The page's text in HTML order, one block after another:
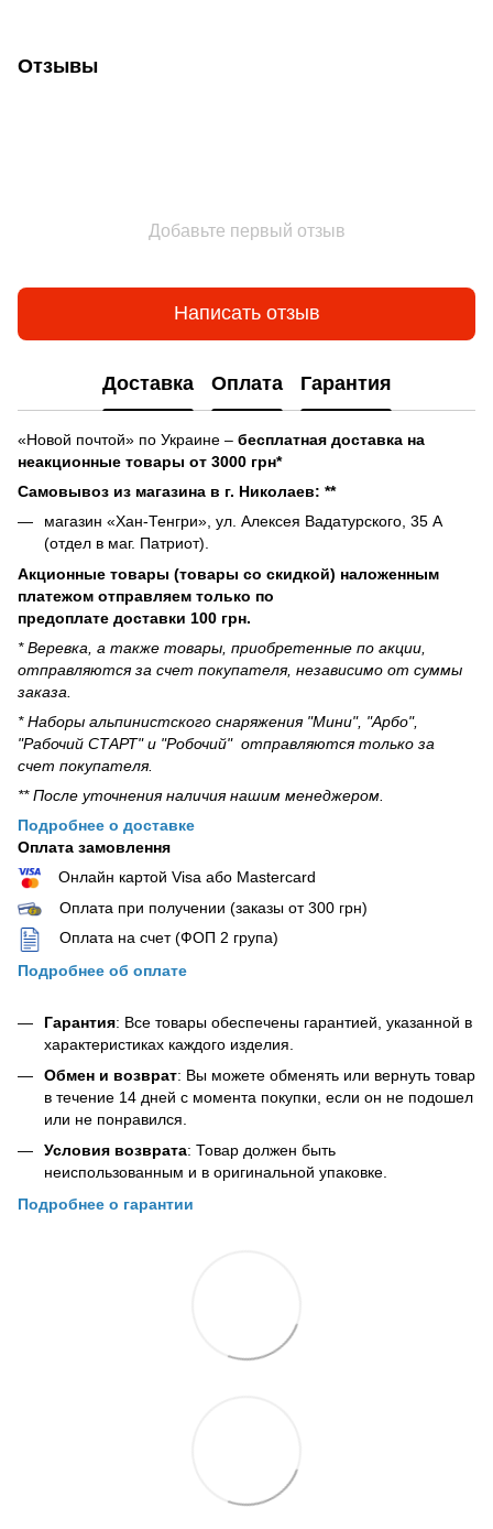
Отзывы
Добавьте первый отзыв
Написать отзыв
Доставка Оплата Гарантия
«Новой почтой» по Украине – бесплатная доставка на
неакционные товары от 3000 грн*
Самовывоз из магазина в г. Николаев: **
магазин «Хан-Тенгри», ул. Алексея Вадатурского, 35 А
(отдел в маг. Патриот).
Акционные товары (товары со скидкой) наложенным
платежом отправляем только по
предоплате доставки 100 грн.
* Веревка, а также товары, приобретенные по акции,
отправляются за счет покупателя, независимо от суммы
заказа.
* Наборы альпинистского снаряжения "Мини", "Арбо",
"Рабочий СТАРТ" и "Робочий" отправляются только за
счет покупателя.
** После уточнения наличия нашим менеджером.
Подробнее о доставке
Оплата замовлення
Онлайн картой Visa або Mastercard
Оплата при получении (заказы от 300 грн)
Оплата на счет (ФОП 2 група)
Подробнее об оплате
Гарантия: Все товары обеспечены гарантией, указанной в
характеристиках каждого изделия.
Обмен и возврат: Вы можете обменять или вернуть товар
в течение 14 дней с момента покупки, если он не подошел
или не понравился.
Условия возврата: Товар должен быть
неиспользованным и в оригинальной упаковке.
Подробнее о гарантии